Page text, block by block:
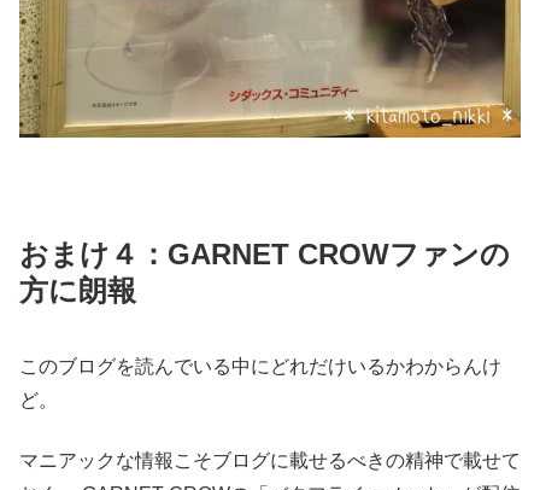
おまけ４：GARNET CROWファンの
方に朗報
このブログを読んでいる中にどれだけいるかわからんけ
ど。
マニアックな情報こそブログに載せるべきの精神で載せて